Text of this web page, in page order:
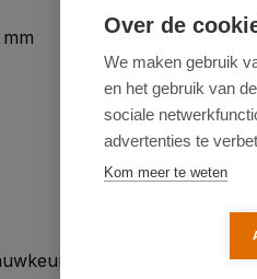
mm
vastzetten van
Over de
We maken gebruik
en het gebruik van
sociale
advertenties te
Kom meer te weten